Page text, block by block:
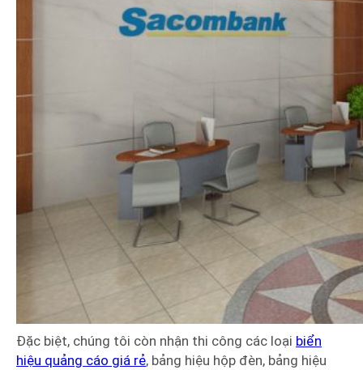
Đặc biệt, chúng tôi còn nhận thi công các loại biển
hiệu quảng cáo giá rẻ, bảng hiệu hộp đèn, bảng hiệu